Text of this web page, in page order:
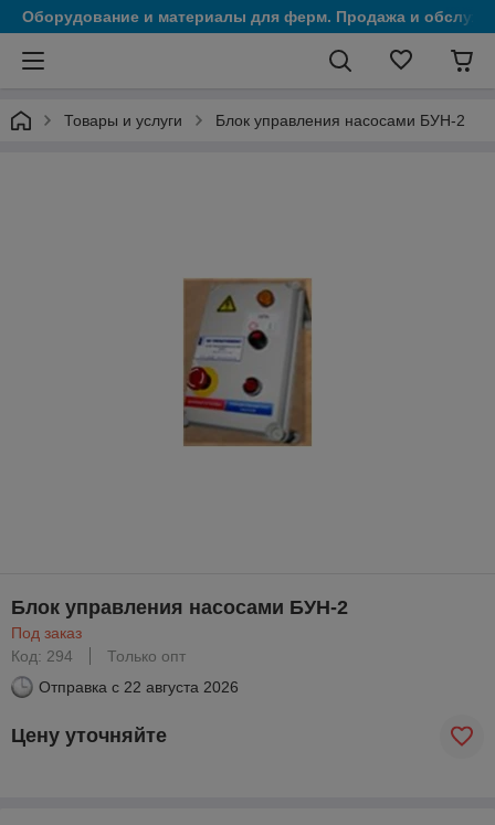
Оборудование и материалы для ферм. Продажа и
Товары и услуги Блок управления насосами БУН-2
Блок управления насосами БУН-2
Под заказ
Код: 294
Только опт
Отправка с 22 августа 2026
Цену уточняйте